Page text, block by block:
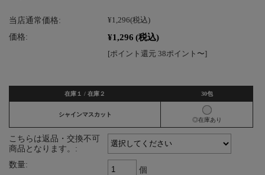
当店通常価格: ¥1,296(税込)
価格: ¥1,296 (税込)
[ポイント還元 38ポイント〜]
在庫１ / 在庫２ 30包
シャインマスカット
◎在庫あり
こちらは返品・交換不可
商品となります。:
数量:
個